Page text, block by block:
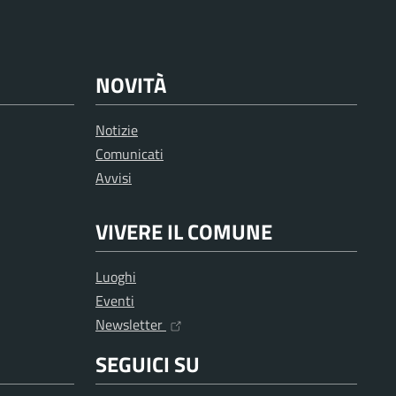
NOVITÀ
Notizie
Comunicati
Avvisi
VIVERE IL COMUNE
Luoghi
Eventi
Newsletter
SEGUICI SU